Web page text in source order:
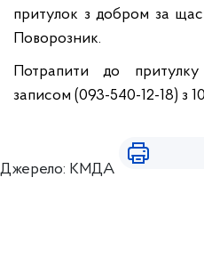
притулок з добром за
Поворозник.
Потрапити до
записом (093-540-12-18) з
Джерело: КМДА